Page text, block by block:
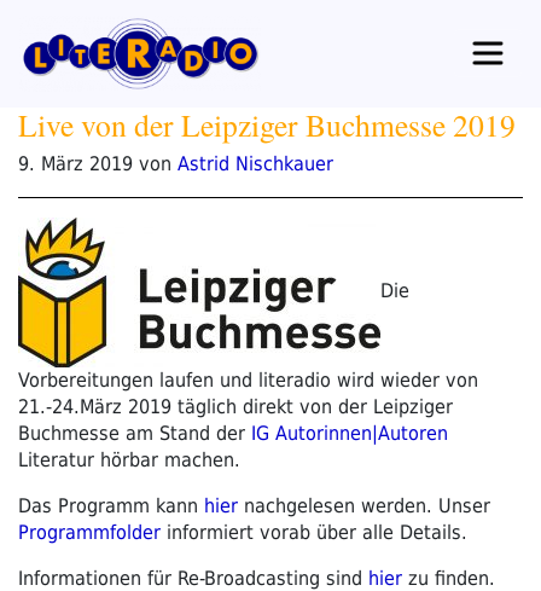
Inhalt
springen
Live von der Leipziger Buchmesse 2019
9. März 2019Veröffentlicht
von Astrid Nischkauer
Die
Vorbereitungen laufen und literadio wird wieder von
21.-24.März 2019 täglich direkt von der Leipziger
Buchmesse am Stand der IG Autorinnen|Autoren
Literatur hörbar machen.
Das Programm kann hier nachgelesen werden. Unser
Programmfolder informiert vorab über alle Details.
Informationen für Re-Broadcasting sind hier zu finden.